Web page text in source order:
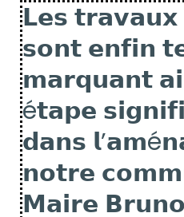
𝗟𝗲𝘀 𝘁𝗿𝗮𝘃𝗮𝘂𝘅
𝘀𝗼𝗻𝘁 𝗲𝗻𝗳𝗶𝗻
𝗺𝗮𝗿𝗾𝘂𝗮𝗻𝘁
é𝘁𝗮𝗽𝗲
𝗱𝗮𝗻𝘀
𝗻𝗼𝘁𝗿𝗲
𝗠𝗮𝗶𝗿𝗲